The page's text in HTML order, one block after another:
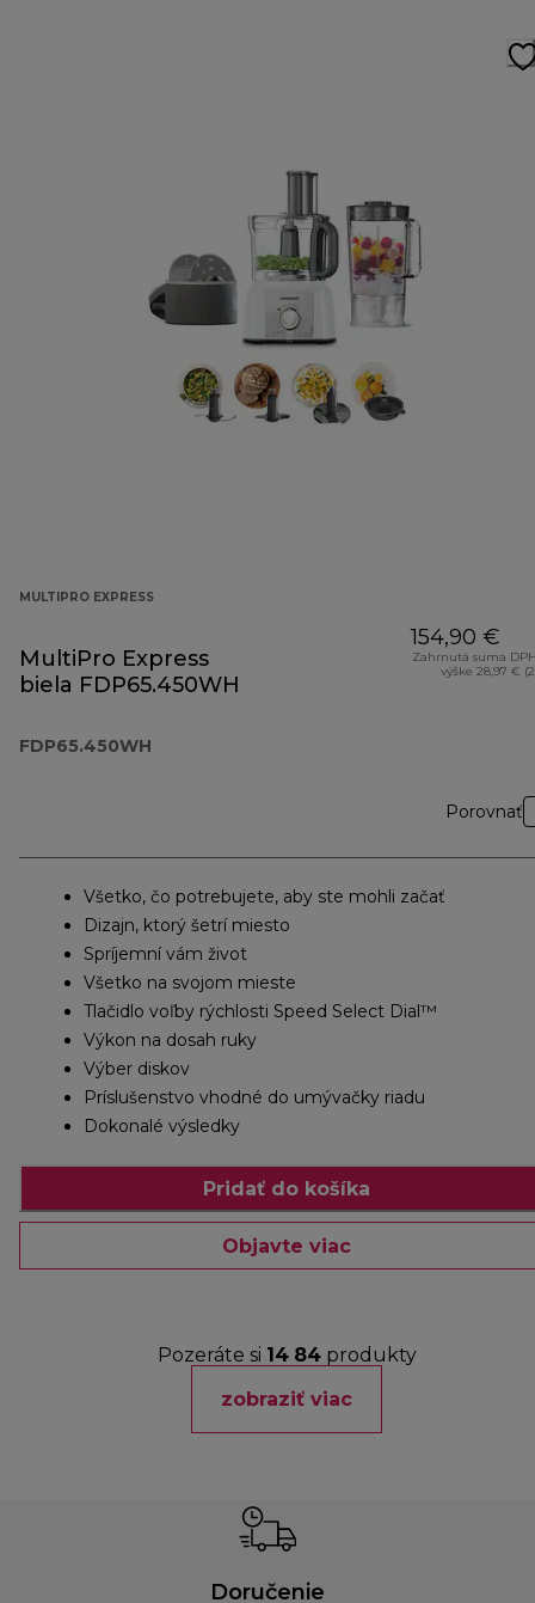
MULTIPRO EXPRESS
MultiPro Express
biela FDP65.450WH
FDP65.450WH
154,90 €
Zahrnutá suma
výške 28,97 €
Porovnať
Všetko, čo potrebujete, aby ste mohli začať
Dizajn, ktorý šetrí miesto
Spríjemní vám život
Všetko na svojom mieste
Tlačidlo voľby rýchlosti Speed ​​Select Dial™
Výkon na dosah ruky
Výber diskov
Príslušenstvo vhodné do umývačky riadu
Dokonalé výsledky
Pridať do košíka
Objavte viac
Pozeráte si 14 84produkty
zobraziť viac
Doručenie